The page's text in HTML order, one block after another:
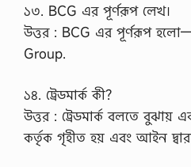
১৩. BCG এর পূর্ণরূপ লেখ।
উত্তর : BCG এর পূর্ণরূপ
Group.
১৪. ট্রেডমার্ক কী?
উত্তর : ট্রেডমার্ক বলতে বুঝায়
কর্তৃক গৃহীত হয় এবং আইন